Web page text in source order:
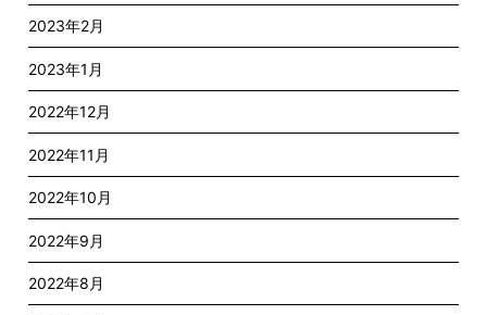
2023年2月
2023年1月
2022年12月
2022年11月
2022年10月
2022年9月
2022年8月